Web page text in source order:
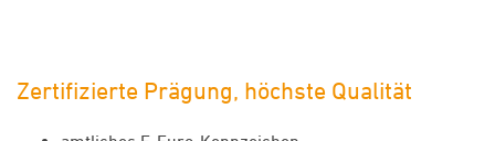
Zertifizierte Prägung, höchste Qualität